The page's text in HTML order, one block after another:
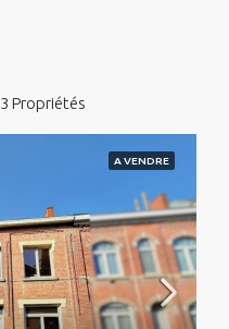
3 Propriétés
A VENDRE